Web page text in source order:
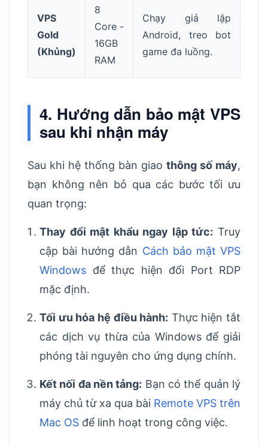
VPS
Gold
(Khủng)
8
Core -
16GB
RAM
Chạy giả lập
Android, treo bot
game đa luồng.
4. Hướng dẫn bảo mật VPS
sau khi nhận máy
Sau khi hệ thống bàn giao thông số máy,
bạn không nên bỏ qua các bước tối ưu
quan trọng:
Thay đổi mật khẩu ngay lập tức: Truy
cập bài hướng dẫn Cách bảo mật VPS
Windows để thực hiện đổi Port RDP
mặc định.
Tối ưu hóa hệ điều hành: Thực hiện tắt
các dịch vụ thừa của Windows để giải
phóng tài nguyên cho ứng dụng chính.
Kết nối đa nền tảng: Bạn có thể quản lý
máy chủ từ xa qua bài Remote VPS trên
Mac OS để linh hoạt trong công việc.